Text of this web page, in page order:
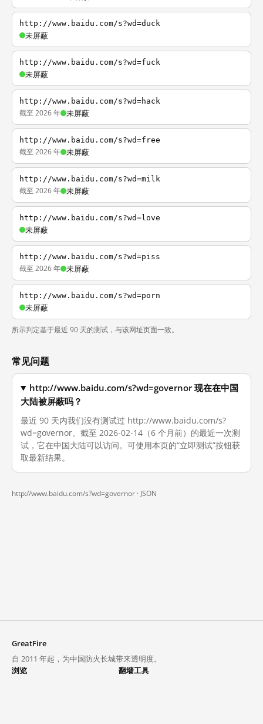
http://www.baidu.com/s?wd=duck
未屏蔽
http://www.baidu.com/s?wd=fuck
未屏蔽
http://www.baidu.com/s?wd=hack
截至 2026 年 未屏蔽
http://www.baidu.com/s?wd=free
截至 2026 年 未屏蔽
http://www.baidu.com/s?wd=milk
截至 2026 年 未屏蔽
http://www.baidu.com/s?wd=love
未屏蔽
http://www.baidu.com/s?wd=piss
截至 2026 年 未屏蔽
http://www.baidu.com/s?wd=porn
未屏蔽
所示判定基于最近 90 天的测试，与该网址页面一致。
常见问题
http://www.baidu.com/s?wd=governor 现在在中国
大陆被屏蔽吗？
最近 90 天内我们没有测试过 http://www.baidu.com/s?
wd=governor。截至 2026-02-14（6 个月前）的最近一次测
试，它在中国大陆可以访问。可使用本页的“立即测试”按钮获
取最新结果。
http://www.baidu.com/s?wd=governor · JSON
GreatFire
自 2011 年起，为中国防火长城带来透明度。
浏览
翻墙工具